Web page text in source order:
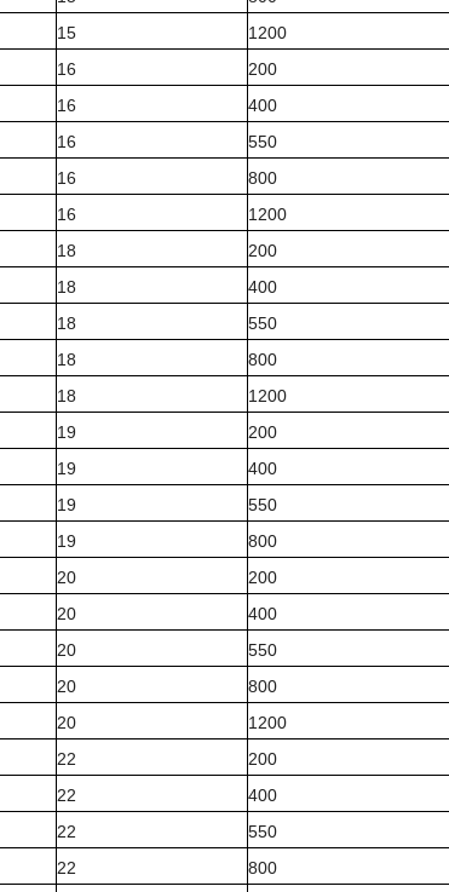
15 1200
16 200
16 400
16 550
16 800
16 1200
18 200
18 400
18 550
18 800
18 1200
19 200
19 400
19 550
19 800
20 200
20 400
20 550
20 800
20 1200
22 200
22 400
22 550
22 800